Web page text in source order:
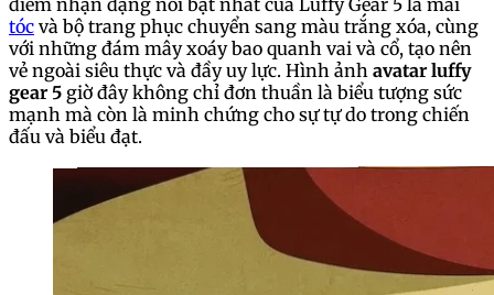
điểm nhận dạng nổi bật nhất của Luffy Gear 5 là mái
tóc và bộ trang phục chuyển sang màu trắng xóa, cùng
với những đám mây xoáy bao quanh vai và cổ, tạo nên
vẻ ngoài siêu thực và đầy uy lực. Hình ảnh avatar luffy
gear 5 giờ đây không chỉ đơn thuần là biểu tượng sức
mạnh mà còn là minh chứng cho sự tự do trong chiến
đấu và biểu đạt.